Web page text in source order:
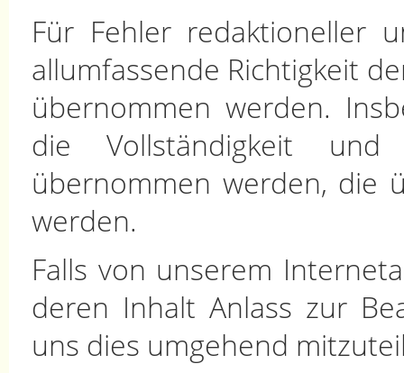
Für Fehler redaktioneller
allumfassende Richtigkeit
übernommen werden.
die Vollständigkeit und
übernommen werden, die
werden.
Falls von unserem
deren Inhalt Anlass zur
uns dies umgehend